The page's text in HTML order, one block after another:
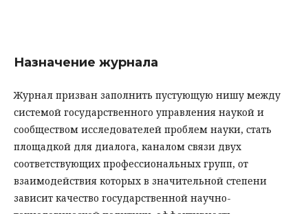
Назначение журнала
Журнал призван заполнить пустующую нишу между
системой государственного управления наукой и
сообществом исследователей проблем науки, стать
площадкой для диалога, каналом связи двух
соответствующих профессиональных групп, от
взаимодействия которых в значительной степени
зависит качество государственной научно-